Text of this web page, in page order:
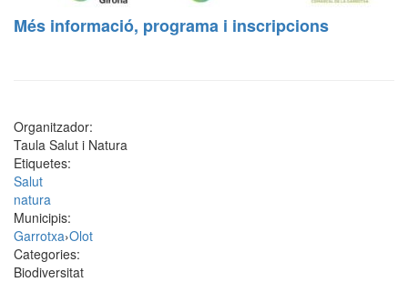
Més informació, programa i inscripcions
Organitzador:
Taula Salut i Natura
Etiquetes:
Salut
natura
Municipis:
Garrotxa›Olot
Categories:
Biodiversitat